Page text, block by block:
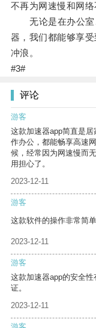
不再为网速慢和网络
无论是在办公室
器，我们都能够享
冲浪。
#3#
评论
游客
这款加速器app简直是
作办公，都能畅享高速
候，经常因为网速慢而
用担心了。
2023-12-11
游客
这款软件的操作非常简
2023-12-11
游客
这款加速器app的安全
证。
2023-12-11